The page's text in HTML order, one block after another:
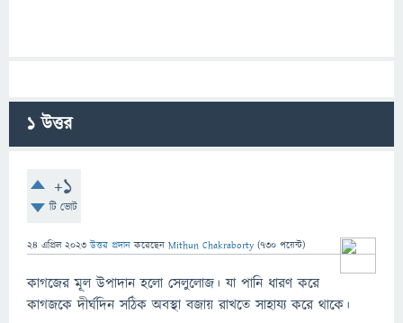
1উত্তর
+1
টি ভোট
24 এপ্রিল 2023 উত্তর প্রদান করেছেন Mithun Chakraborty (730 পয়েন্ট)
কাগজের মূল উপাদান হলো সেলুলোজ। যা পানি ধারণ করে
কাগজকে দীর্ঘদিন সঠিক অবস্থা বজায় রাখতে সাহায্য করে থাকে।